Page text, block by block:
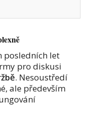
posledních let
pro diskusi
. Nesoustředí
ale především